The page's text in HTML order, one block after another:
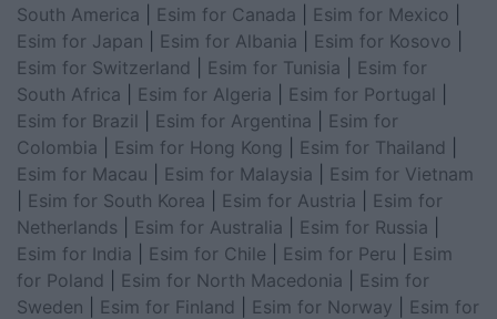
South America
Esim for Canada Esim for Mexico
Esim for Japan
Esim for Albania Esim for Kosovo
Esim for Switzerland
Esim for Tunisia
Esim for
South Africa
Esim for Algeria Esim for Portugal
Esim for Brazil
Esim for Argentina
Esim for
Colombia
Esim for Hong Kong Esim for Thailand
Esim for Macau
Esim for Malaysia
Esim for Vietnam
Esim for South Korea Esim for Austria
Esim for
Netherlands
Esim for Australia Esim for Russia
Esim for India
Esim for Chile Esim for Peru
Esim
for Poland
Esim for North Macedonia
Esim for
Sweden
Esim for Finland Esim for Norway
Esim for